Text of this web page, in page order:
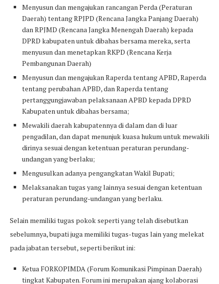
Menyusun dan mengajukan rancangan Perda (Peraturan
Daerah) tentang RPJPD (Rencana Jangka Panjang Daerah)
dan RPJMD (Rencana Jangka Menengah Daerah) kepada
DPRD kabupaten untuk dibahas bersama mereka, serta
menyusun dan menetapkan RKPD (Rencana Kerja
Pembangunan Daerah)
Menyusun dan mengajukan Raperda tentang APBD, Raperda
tentang perubahan APBD, dan Raperda tentang
pertanggungjawaban pelaksanaan APBD kepada DPRD
Kabupaten untuk dibahas bersama;
Mewakili daerah kabupatennya di dalam dan di luar
pengadilan, dan dapat menunjuk kuasa hukum untuk mewakili
dirinya sesuai dengan ketentuan peraturan perundang-
undangan yang berlaku;
Mengusulkan adanya pengangkatan Wakil Bupati;
Melaksanakan tugas yang lainnya sesuai dengan ketentuan
peraturan perundang-undangan yang berlaku.
Selain memiliki tugas pokok seperti yang telah disebutkan
sebelumnya, bupati juga memiliki tugas-tugas lain yang melekat
pada jabatan tersebut, seperti berikut ini:
Ketua FORKOPIMDA (Forum Komunikasi Pimpinan Daerah)
tingkat Kabupaten. Forum ini merupakan ajang kolaborasi